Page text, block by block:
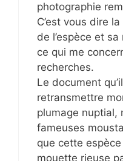
photographie
C’est vous dire
de l’espèce et
ce qui me
recherches.
Le document
retransmettre
plumage nuptial,
fameuses
que cette
mouette rieuse